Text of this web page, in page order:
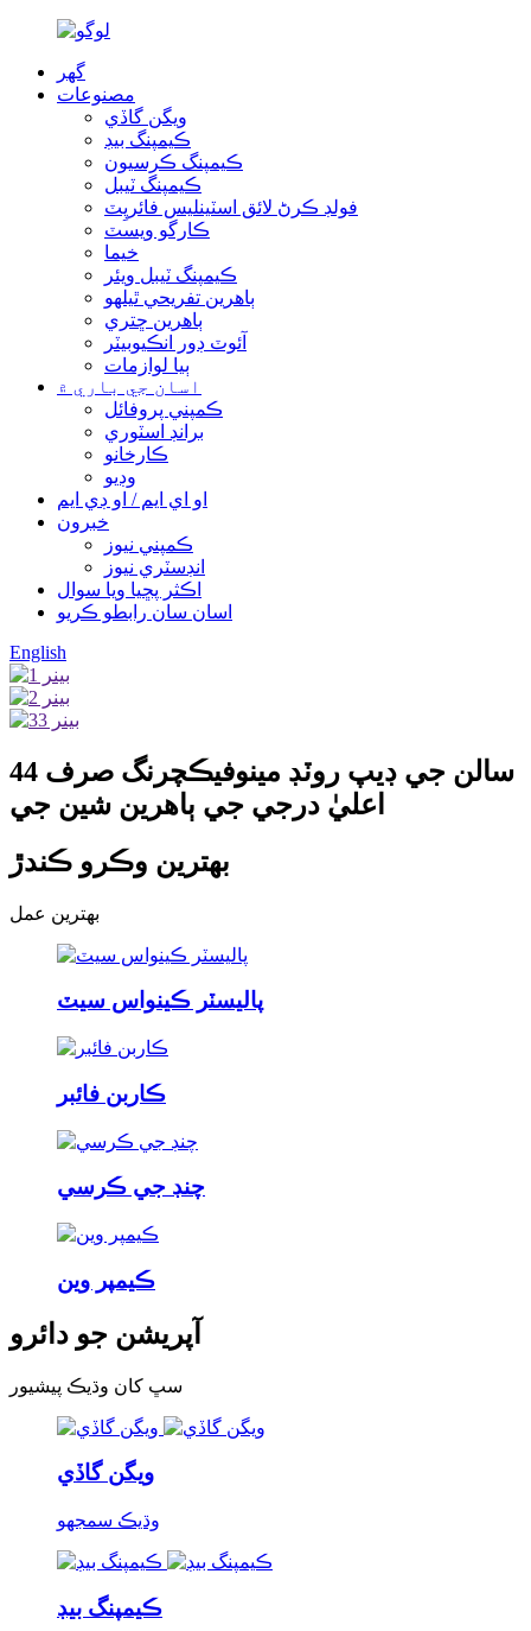
گھر
مصنوعات
ويگن گاڏي
ڪيمپنگ بيڊ
ڪيمپنگ ڪرسيون
ڪيمپنگ ٽيبل
فولڊ ڪرڻ لائق اسٽينلیس فائرپِٽ
ڪارگو ويسٽ
خيما
ڪيمپنگ ٽيبل ويئر
ٻاهرين تفريحي ٿيلهو
ٻاهرين ڇتري
آئوٽ ڊور انڪيوبيٽر
ٻيا لوازمات
اسان جي باري ۾
ڪمپني پروفائل
برانڊ اسٽوري
ڪارخانو
وڊيو
او اي ايم / او ڊي ايم
خبرون
ڪمپني نيوز
انڊسٽري نيوز
اڪثر پڇيا ويا سوال
اسان سان رابطو ڪريو
English
44 سالن جي ڊيپ روٽڊ مينوفيڪچرنگ صرف
اعليٰ درجي جي ٻاهرين شين جي
بهترين وڪرو ڪندڙ
بهترين عمل
پاليسٽر ڪينواس سيٽ
ڪاربن فائبر
چنڊ جي ڪرسي
ڪيمپر وين
آپريشن جو دائرو
سڀ کان وڌيڪ پيشيور
ويگن گاڏي
وڌيڪ سمجھو
ڪيمپنگ بيڊ